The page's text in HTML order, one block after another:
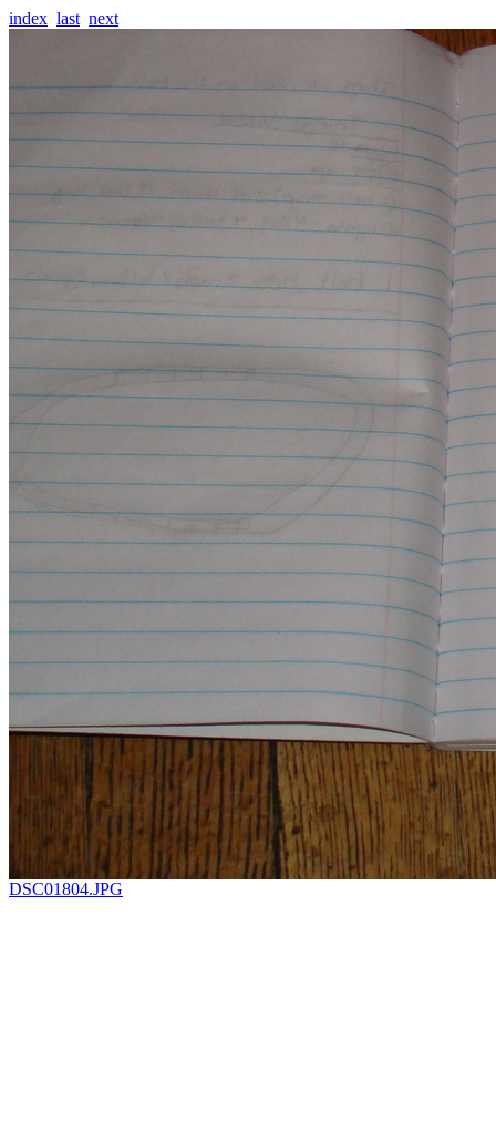
index last next
DSC01804.JPG